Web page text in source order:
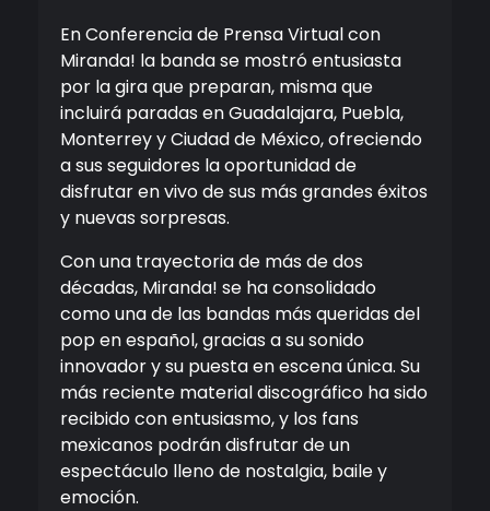
En Conferencia de Prensa Virtual con
Miranda! la banda se mostró entusiasta
por la gira que preparan, misma que
incluirá paradas en Guadalajara, Puebla,
Monterrey y Ciudad de México, ofreciendo
a sus seguidores la oportunidad de
disfrutar en vivo de sus más grandes éxitos
y nuevas sorpresas.
Con una trayectoria de más de dos
décadas, Miranda! se ha consolidado
como una de las bandas más queridas del
pop en español, gracias a su sonido
innovador y su puesta en escena única. Su
más reciente material discográfico ha sido
recibido con entusiasmo, y los fans
mexicanos podrán disfrutar de un
espectáculo lleno de nostalgia, baile y
emoción.